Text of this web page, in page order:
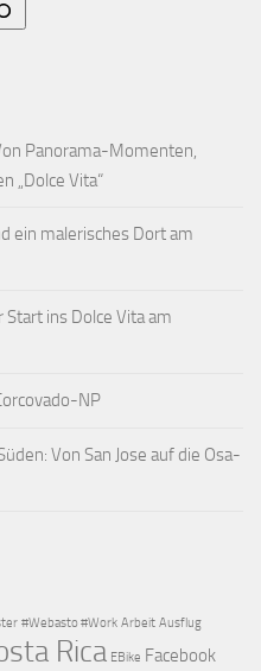
Panorama-Momenten,
„Dolce Vita“
ein malerisches Dort am
ins Dolce Vita am
NP
Von San Jose auf die Osa-
#Webasto #Work Arbeit Ausflug
Rica EBike Facebook